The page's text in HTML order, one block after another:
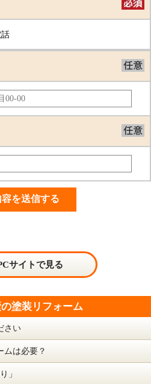
サイトで見る
塗装リフォーム
さい
ムは必要？
」